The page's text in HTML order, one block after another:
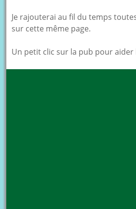
Je rajouterai au fil du temps
sur cette même page.
Un petit clic sur la pub pour aider